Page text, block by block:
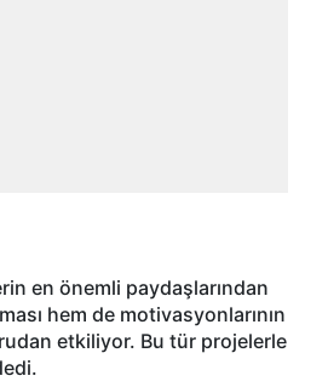
en önemli paydaşlarından
hem de motivasyonlarının
etkiliyor. Bu tür projelerle